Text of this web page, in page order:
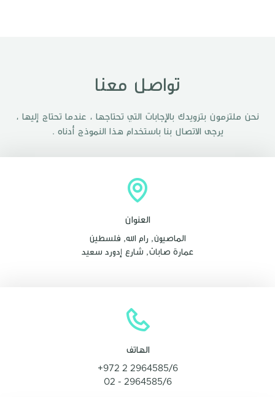
تواصل معنا
نحن ملتزمون بتزويدك بالإجابات التي تحتاجها ، عندما تحتاج إليها ،
يرجى الاتصال بنا باستخدام هذا النموذج أدناه .
العنوان
الماصيون, رام الله, فلسطين
عمارة صابات, شارع إدورد سعيد
الهاتف
+972 2 2964585/6
02 - 2964585/6